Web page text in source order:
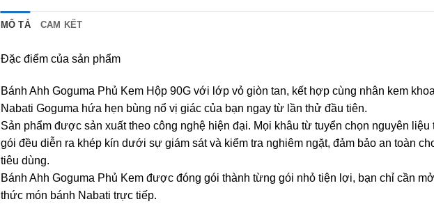
MÔ TẢ CAM KẾT
Đặc điểm của sản phẩm
Bánh Ahh Goguma Phủ Kem Hộp 90G với lớp vỏ giòn tan, kết hợp cùng nhân kem
Nabati Goguma hứa hẹn bùng nổ vị giác của bạn ngay từ lần thử đầu tiên.
Sản phẩm được sản xuất theo công nghệ hiện đại. Mọi khâu từ tuyển chọn nguyên liệu
gói đều diễn ra khép kín dưới sự giám sát và kiểm tra nghiêm ngặt, đảm bảo an toàn
tiêu dùng.
Bánh Ahh Goguma Phủ Kem được đóng gói thành từng gói nhỏ tiện lợi, bạn chỉ cần
thức món bánh Nabati trực tiếp.